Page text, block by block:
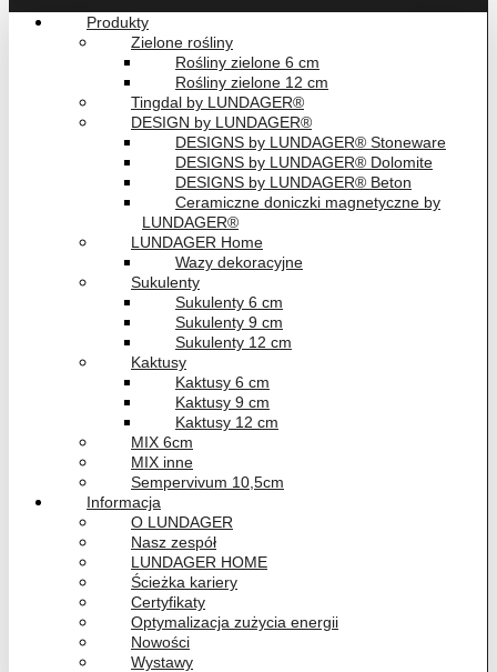
Produkty
Zielone rośliny
Rośliny zielone 6 cm
Rośliny zielone 12 cm
Tingdal by LUNDAGER®
DESIGN by LUNDAGER®
DESIGNS by LUNDAGER® Stoneware
DESIGNS by LUNDAGER® Dolomite
DESIGNS by LUNDAGER® Beton
Ceramiczne doniczki magnetyczne by
LUNDAGER®
LUNDAGER Home
Wazy dekoracyjne
Sukulenty
Sukulenty 6 cm
Sukulenty 9 cm
Sukulenty 12 cm
Kaktusy
Kaktusy 6 cm
Kaktusy 9 cm
Kaktusy 12 cm
MIX 6cm
MIX inne
Sempervivum 10,5cm
Informacja
O LUNDAGER
Nasz zespół
LUNDAGER HOME
Ścieżka kariery
Certyfikaty
Optymalizacja zużycia energii
Nowości
Wystawy